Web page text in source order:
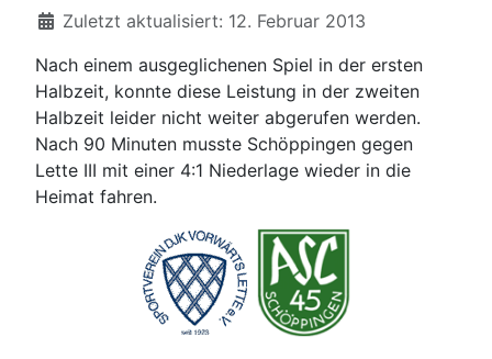
DetailsZuletzt aktualisiert: 12. Februar 2013
Nach einem ausgeglichenen Spiel in der ersten
Halbzeit, konnte diese Leistung in der zweiten
Halbzeit leider nicht weiter abgerufen werden.
Nach 90 Minuten musste Schöppingen gegen
Lette III mit einer 4:1 Niederlage wieder in die
Heimat fahren.